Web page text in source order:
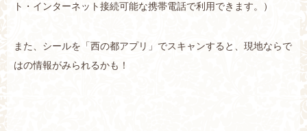
ト・インターネット接続可能な携帯電話で利用できます。）
また、シールを「西の都アプリ」でスキャンすると、現地ならで
はの情報がみられるかも！